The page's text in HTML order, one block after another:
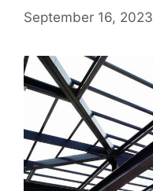
September 16, 2023